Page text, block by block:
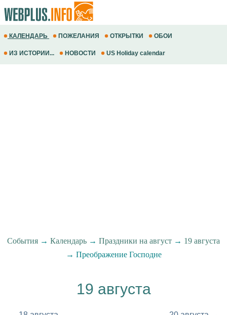
КАЛЕНДАРЬ ПОЖЕЛАНИЯ ОТКРЫТКИ ОБОИ
ИЗ ИСТОРИИ... НОВОСТИ US Holiday calendar
События → Календарь → Праздники на август → 19 августа
→ Преображение Господне
19 августа